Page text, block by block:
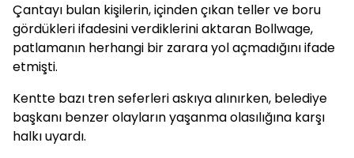
Çantayı bulan kişilerin, içinden çıkan teller ve boru
gördükleri ifadesini verdiklerini aktaran Bollwage,
patlamanın herhangi bir zarara yol açmadığını ifade
etmişti.
Kentte bazı tren seferleri askıya alınırken, belediye
başkanı benzer olayların yaşanma olasılığına karşı
halkı uyardı.